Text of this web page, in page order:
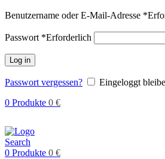
Benutzername oder E-Mail-Adresse *
Passwort *Erforderlich
Log in
Passwort vergessen?
Eingeloggt
0 Produkte 0 €
Search
0 Produkte 0 €